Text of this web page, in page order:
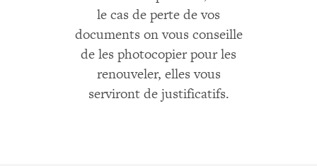
le cas de perte de vos
documents on vous conseille
de les photocopier pour les
renouveler, elles vous
serviront de justificatifs.